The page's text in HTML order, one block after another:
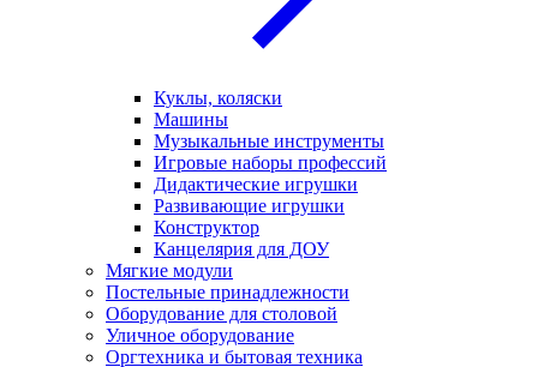
Куклы, коляски
Машины
Музыкальные инструменты
Игровые наборы профессий
Дидактические игрушки
Развивающие игрушки
Конструктор
Канцелярия для ДОУ
Мягкие модули
Постельные принадлежности
Оборудование для столовой
Уличное оборудование
Оргтехника и бытовая техника